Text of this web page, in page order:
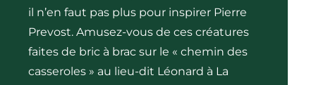
il n’en faut pas plus pour inspirer Pierre
Prevost. Amusez-vous de ces créatures
faites de bric à brac sur le « chemin des
casseroles » au lieu-dit Léonard à La